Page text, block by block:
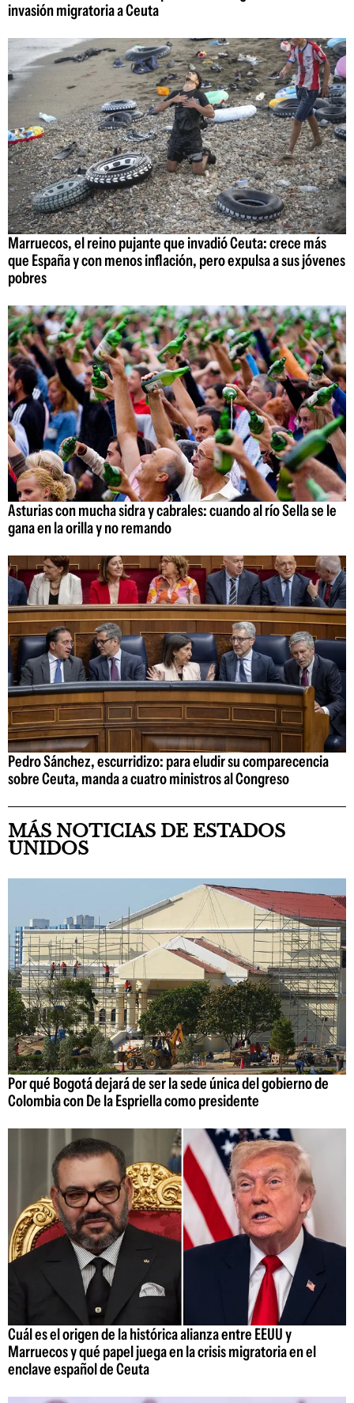
invasión migratoria a Ceuta
Marruecos, el reino pujante que invadió Ceuta: crece más
que España y con menos inflación, pero expulsa a sus jóvenes
pobres
Asturias con mucha sidra y cabrales: cuando al río Sella se le
gana en la orilla y no remando
Pedro Sánchez, escurridizo: para eludir su comparecencia
sobre Ceuta, manda a cuatro ministros al Congreso
MÁS NOTICIAS DE ESTADOS
UNIDOS
Por qué Bogotá dejará de ser la sede única del gobierno de
Colombia con De la Espriella como presidente
Cuál es el origen de la histórica alianza entre EEUU y
Marruecos y qué papel juega en la crisis migratoria en el
enclave español de Ceuta